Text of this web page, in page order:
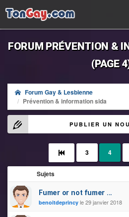
FORUM PRÉVENTION &
(PAGE
Forum Gay & Lesbienne
Prévention & information sida
PUBLIER UN
3 4
Sujets
Fumer or not fumer ...
benoitdeprincy le 29 janvier 2018